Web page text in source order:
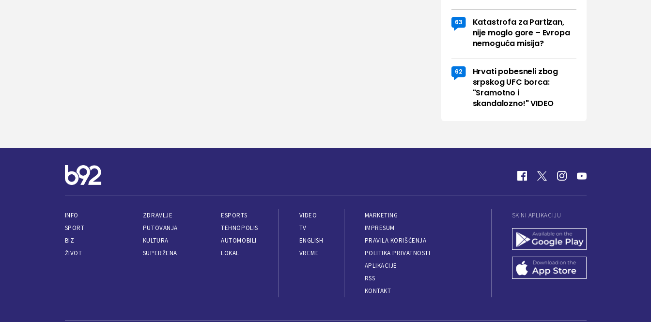
63
Katastrofa za Partizan,
nije moglo gore – Evropa
nemoguća misija?
62
Hrvati pobesneli zbog
srpskog UFC borca:
"Sramotno i
skandalozno!" VIDEO
INFO
SPORT
BIZ
ŽIVOT
ZDRAVLJE
PUTOVANJA
KULTURA
SUPERŽENA
ESPORTS
TEHNOPOLIS
AUTOMOBILI
LOKAL
VIDEO
TV
ENGLISH
VREME
MARKETING
IMPRESUM
PRAVILA KORIŠĆENJA
POLITIKA PRIVATNOSTI
APLIKACIJE
RSS
KONTAKT
SKINI APLIKACIJU